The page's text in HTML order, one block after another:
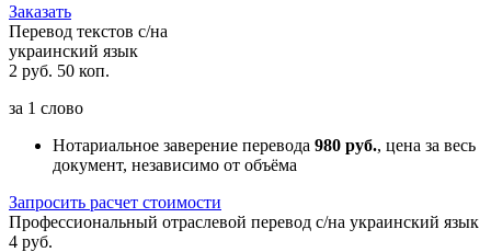
Заказать
Перевод текстов с/на
украинский язык
2 руб. 50 коп.
за 1 слово
Нотариальное заверение перевода 980 руб., цена за весь
документ, независимо от объёма
Запросить расчет стоимости
Профессиональный отраслевой перевод с/на украинский язык
4 руб.